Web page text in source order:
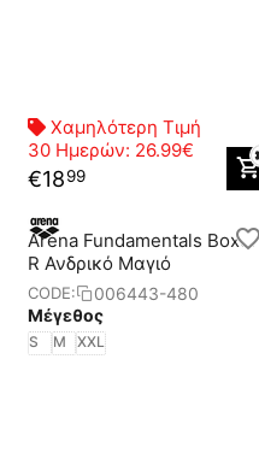
Χαμηλότερη Τιμή
30 Ημερών: 26.99€
€1899
Arena Fundamentals Boxer
R Ανδρικό Μαγιό
CODE:
006443-480
Μέγεθος
S M XXL